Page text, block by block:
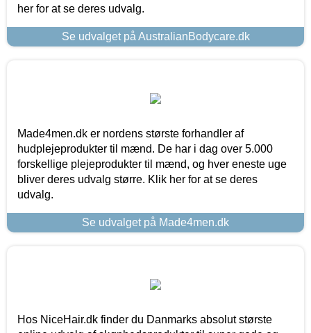
her for at se deres udvalg.
Se udvalget på AustralianBodycare.dk
Made4men.dk er nordens største forhandler af
hudplejeprodukter til mænd. De har i dag over 5.000
forskellige plejeprodukter til mænd, og hver eneste uge
bliver deres udvalg større. Klik her for at se deres
udvalg.
Se udvalget på Made4men.dk
Hos NiceHair.dk finder du Danmarks absolut største